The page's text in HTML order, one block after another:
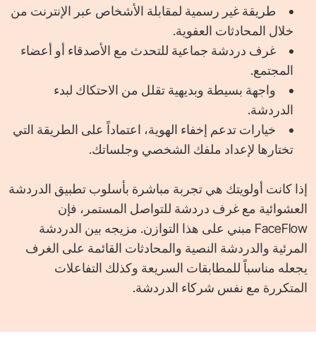
طريقة غير رسمية لمقابلة الأشخاص عبر الإنترنت من
خلال المحادثات العفوية.
غرف دردشة جماعية للتحدث مع الأصدقاء أو أعضاء
المجتمع.
واجهة بسيطة وبديهية تقلل من الاحتكاك لبدء
الدردشة.
خيارات تدعم إخفاء الهوية، اعتماداً على الطريقة التي
تختارها لإعداد ملفك الشخصي وجلساتك.
إذا كانت أولويتك هي تجربة مباشرة بأسلوب تطبيق الدردشة
العشوائية مع غرف دردشة للتواصل المستمر، فإن
FaceFlow مبني على هذا التوازن. مزيجه بين الدردشة
المرئية والدردشة النصية والمحادثات القائمة على الغرف
يجعله مناسباً للمطابقات السريعة وكذلك التفاعلات
المتكررة مع نفس شركاء الدردشة.